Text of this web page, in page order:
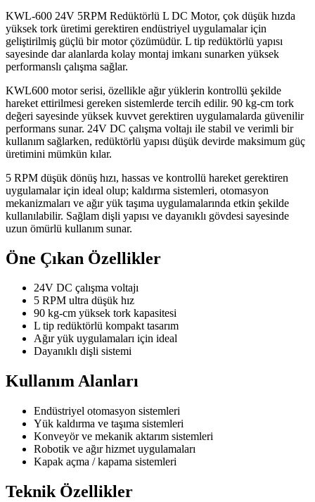
KWL-600 24V 5RPM Redüktörlü L DC Motor, çok düşük hızda
yüksek tork üretimi gerektiren endüstriyel uygulamalar için
geliştirilmiş güçlü bir motor çözümüdür. L tip redüktörlü yapısı
sayesinde dar alanlarda kolay montaj imkanı sunarken yüksek
performanslı çalışma sağlar.
KWL600 motor serisi, özellikle ağır yüklerin kontrollü şekilde
hareket ettirilmesi gereken sistemlerde tercih edilir. 90 kg-cm tork
değeri sayesinde yüksek kuvvet gerektiren uygulamalarda güvenilir
performans sunar. 24V DC çalışma voltajı ile stabil ve verimli bir
kullanım sağlarken, redüktörlü yapısı düşük devirde maksimum güç
üretimini mümkün kılar.
5 RPM düşük dönüş hızı, hassas ve kontrollü hareket gerektiren
uygulamalar için ideal olup; kaldırma sistemleri, otomasyon
mekanizmaları ve ağır yük taşıma uygulamalarında etkin şekilde
kullanılabilir. Sağlam dişli yapısı ve dayanıklı gövdesi sayesinde
uzun ömürlü kullanım sunar.
Öne Çıkan Özellikler
24V DC çalışma voltajı
5 RPM ultra düşük hız
90 kg-cm yüksek tork kapasitesi
L tip redüktörlü kompakt tasarım
Ağır yük uygulamaları için ideal
Dayanıklı dişli sistemi
Kullanım Alanları
Endüstriyel otomasyon sistemleri
Yük kaldırma ve taşıma sistemleri
Konveyör ve mekanik aktarım sistemleri
Robotik ve ağır hizmet uygulamaları
Kapak açma / kapama sistemleri
Teknik Özellikler